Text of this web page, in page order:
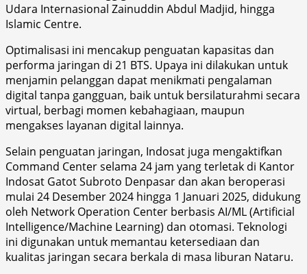
Udara Internasional Zainuddin Abdul Madjid, hingga
Islamic Centre.
Optimalisasi ini mencakup penguatan kapasitas dan
performa jaringan di 21 BTS. Upaya ini dilakukan untuk
menjamin pelanggan dapat menikmati pengalaman
digital tanpa gangguan, baik untuk bersilaturahmi secara
virtual, berbagi momen kebahagiaan, maupun
mengakses layanan digital lainnya.
Selain penguatan jaringan, Indosat juga mengaktifkan
Command Center selama 24 jam yang terletak di Kantor
Indosat Gatot Subroto Denpasar dan akan beroperasi
mulai 24 Desember 2024 hingga 1 Januari 2025, didukung
oleh Network Operation Center berbasis AI/ML (Artificial
Intelligence/Machine Learning) dan otomasi. Teknologi
ini digunakan untuk memantau ketersediaan dan
kualitas jaringan secara berkala di masa liburan Nataru.